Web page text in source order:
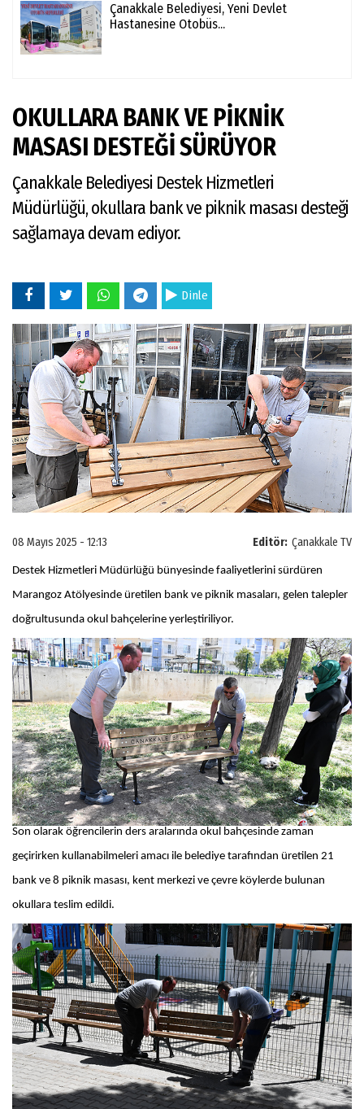
Çanakkale Belediyesi, Yeni Devlet
Hastanesine Otobüs...
OKULLARA BANK VE PİKNİK
MASASI DESTEĞİ SÜRÜYOR
Çanakkale Belediyesi Destek Hizmetleri
Müdürlüğü, okullara bank ve piknik masası desteği
sağlamaya devam ediyor.
Dinle
Editör: Çanakkale TV
08 Mayıs 2025 - 12:13
Destek Hizmetleri Müdürlüğü bünyesinde faaliyetlerini sürdüren
Marangoz Atölyesinde üretilen bank ve piknik masaları, gelen talepler
doğrultusunda okul bahçelerine yerleştiriliyor.
Son olarak öğrencilerin ders aralarında okul bahçesinde zaman
geçirirken kullanabilmeleri amacı ile belediye tarafından üretilen 21
bank ve 8 piknik masası, kent merkezi ve çevre köylerde bulunan
okullara teslim edildi.